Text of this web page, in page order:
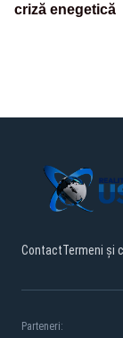
criză enegetică
ContactTermeni și
Parteneri: